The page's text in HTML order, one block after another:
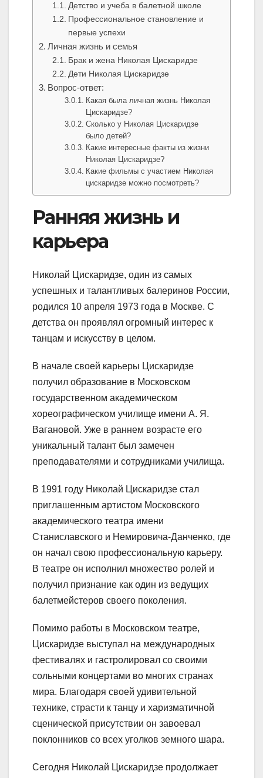
Детство и учеба в балетной школе
Профессиональное становление и
первые успехи
Личная жизнь и семья
Брак и жена Николая Цискаридзе
Дети Николая Цискаридзе
Вопрос-ответ:
Какая была личная жизнь Николая
Цискаридзе?
Сколько у Николая Цискаридзе
было детей?
Какие интересные факты из жизни
Николая Цискаридзе?
Какие фильмы с участием Николая
цискаридзе можно посмотреть?
Ранняя жизнь и
карьера
Николай Цискаридзе, один из самых
успешных и талантливых балеринов России,
родился 10 апреля 1973 года в Москве. С
детства он проявлял огромный интерес к
танцам и искусству в целом.
В начале своей карьеры Цискаридзе
получил образование в Московском
государственном академическом
хореографическом училище имени А. Я.
Вагановой. Уже в раннем возрасте его
уникальный талант был замечен
преподавателями и сотрудниками училища.
В 1991 году Николай Цискаридзе стал
приглашенным артистом Московского
академического театра имени
Станиславского и Немировича-Данченко, где
он начал свою профессиональную карьеру.
В театре он исполнил множество ролей и
получил признание как один из ведущих
балетмейстеров своего поколения.
Помимо работы в Московском театре,
Цискаридзе выступал на международных
фестивалях и гастролировал со своими
сольными концертами во многих странах
мира. Благодаря своей удивительной
технике, страсти к танцу и харизматичной
сценической присутствии он завоевал
поклонников со всех уголков земного шара.
Сегодня Николай Цискаридзе продолжает